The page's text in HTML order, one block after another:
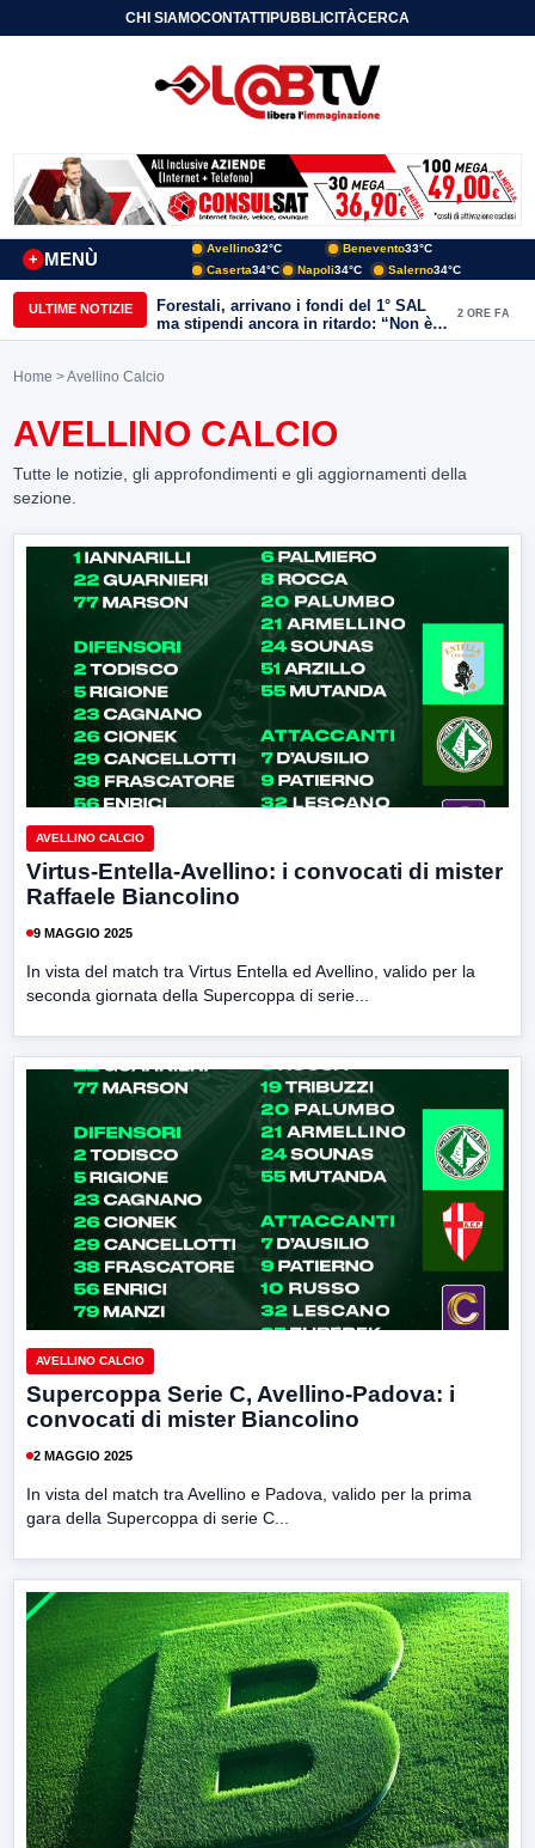
CHI SIAMOCONTATTIPUBBLICITÀCERCA
MENÙ
+
Avellino32°C Benevento33°C
Caserta34°C Napoli34°C Salerno34°C
ULTIME NOTIZIE
Forestali, arrivano i fondi del 1° SAL
ma stipendi ancora in ritardo: “Non è
più sostenibile”
2 ORE FA
Home > Avellino Calcio
AVELLINO CALCIO
Tutte le notizie, gli approfondimenti e gli aggiornamenti della
sezione.
AVELLINO CALCIO
Virtus-Entella-Avellino: i convocati di mister
Raffaele Biancolino
9 MAGGIO 2025
In vista del match tra Virtus Entella ed Avellino, valido per la
seconda giornata della Supercoppa di serie...
AVELLINO CALCIO
Supercoppa Serie C, Avellino-Padova: i
convocati di mister Biancolino
2 MAGGIO 2025
In vista del match tra Avellino e Padova, valido per la prima
gara della Supercoppa di serie C...